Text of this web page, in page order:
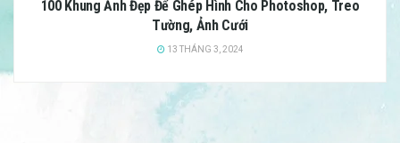
100 Khung Ảnh Đẹp Để Ghép Hình Cho Photoshop, Treo
Tường, Ảnh Cưới
13 THÁNG 3, 2024